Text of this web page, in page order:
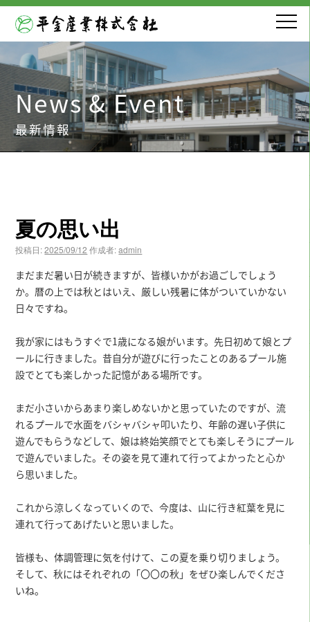
News & Event
最新情報
夏の思い出
投稿日:2025/09/12 作成者:admin
まだまだ暑い日が続きますが、皆様いかがお過ごしでしょう
か。暦の上では秋とはいえ、厳しい残暑に体がついていかない
日々ですね。
我が家にはもうすぐで1歳になる娘がいます。先日初めて娘とプ
ールに行きました。昔自分が遊びに行ったことのあるプール施
設でとても楽しかった記憶がある場所です。
まだ小さいからあまり楽しめないかと思っていたのですが、流
れるプールで水面をバシャバシャ叩いたり、年齢の遅い子供に
遊んでもらうなどして、娘は終始笑顔でとても楽しそうにプール
で遊んでいました。その姿を見て連れて行ってよかったと心か
ら思いました。
これから涼しくなっていくので、今度は、山に行き紅葉を見に
連れて行ってあげたいと思いました。
皆様も、体調管理に気を付けて、この夏を乗り切りましょう。
そして、秋にはそれぞれの「〇〇の秋」をぜひ楽しんでくださ
いね。